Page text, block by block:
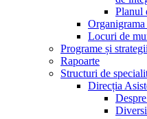
Planul
Locuri de
Programe și strategii
Rapoarte
Structuri de
Direcția